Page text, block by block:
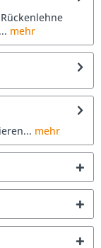
mehr
mehr